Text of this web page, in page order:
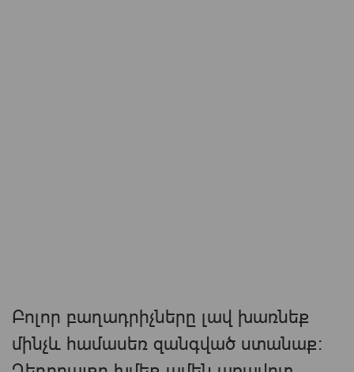
Բոլոր բաղադրիչները լավ խառնեք
մինչև համասեռ զանգված ստանաք։